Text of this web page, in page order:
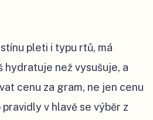
pleti i typu rtů, má
hydratuje než vysušuje, a
cenu za gram, ne jen cenu
v hlavě se výběr z